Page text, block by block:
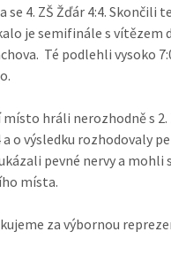
se 4. ZŠ Žďár 4:4. Skončili
je semifinále s vítězem
Té podlehli vysoko
hráli nerozhodně s 2.
a o výsledku rozhodovaly
pevné nervy a mohli
místa.
za výbornou